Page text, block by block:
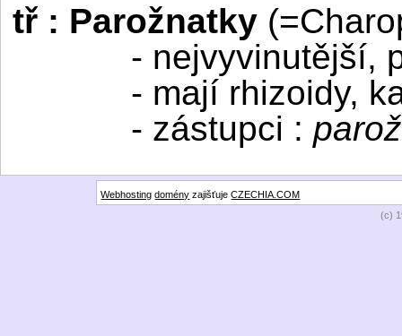
tř : Parožnatky
- nejvyvinutější,
- mají rhizoidy,
- zástupci :
Webhosting domény zajišťujeCZECHIA.COM
(c)